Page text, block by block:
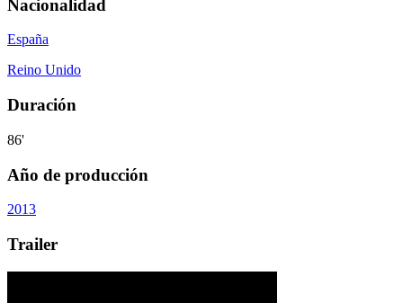
Nacionalidad
España
Reino Unido
Duración
86'
Año de producción
2013
Trailer